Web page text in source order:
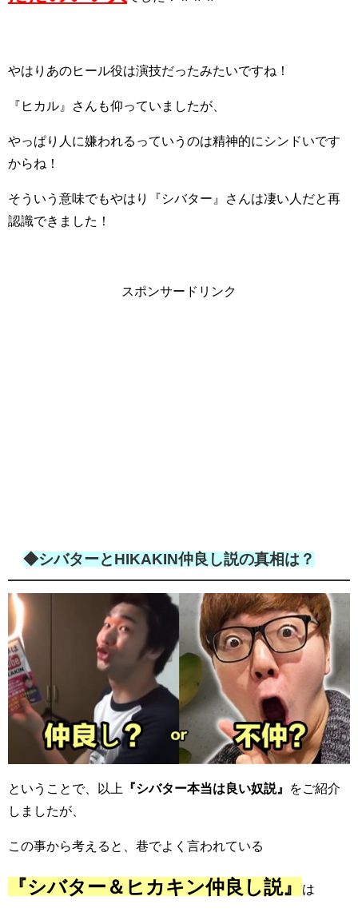
やはりあのヒール役は演技だったみたいですね！
『ヒカル』さんも仰っていましたが、
やっぱり人に嫌われるっていうのは精神的にシンドいです
からね！
そういう意味でもやはり『シバター』さんは凄い人だと再
認識できました！
スポンサードリンク
◆シバターとHIKAKIN仲良し説の真相は？
ということで、以上 『シバター本当は良い奴説』
をご紹介
しましたが、
この事から考えると、巷でよく言われている
『シバター＆ヒカキン仲良し説』 は